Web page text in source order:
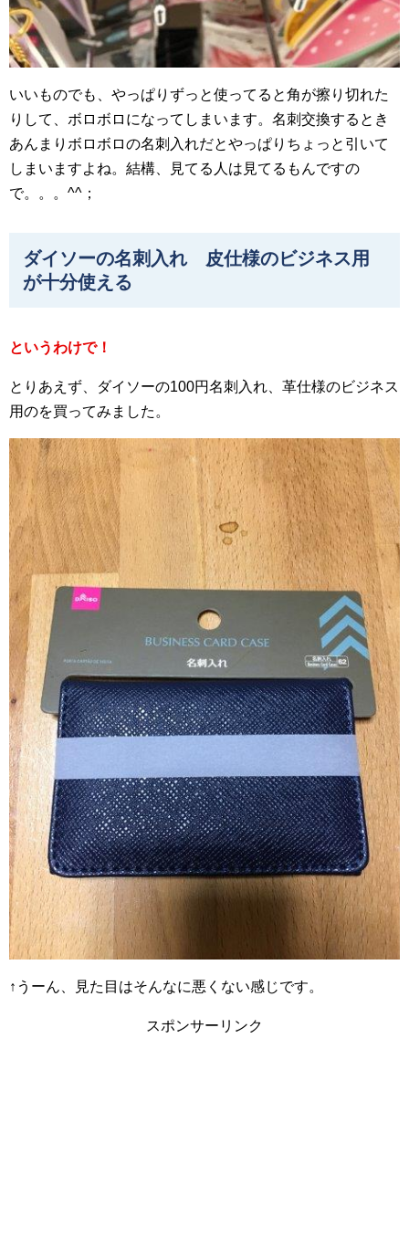
いいものでも、やっぱりずっと使ってると角が擦り切れた
りして、ボロボロになってしまいます。名刺交換するとき
あんまりボロボロの名刺入れだとやっぱりちょっと引いて
しまいますよね。結構、見てる人は見てるもんですの
で。。。^^；
ダイソーの名刺入れ 皮仕様のビジネス用
が十分使える
というわけで！
とりあえず、ダイソーの100円名刺入れ、革仕様のビジネス
用のを買ってみました。
↑うーん、見た目はそんなに悪くない感じです。
スポンサーリンク